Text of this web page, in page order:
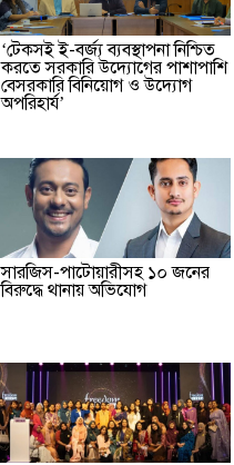
‘টেকসই ই-বর্জ্য ব্যবস্থাপনা নিশ্চিত
করতে সরকারি উদ্যোগের পাশাপাশি
বেসরকারি বিনিয়োগ ও উদ্যোগ
অপরিহার্য’
সারজিস-পাটোয়ারীসহ ১০ জনের
বিরুদ্ধে থানায় অভিযোগ